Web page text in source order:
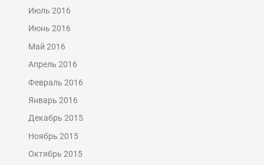
Июль 2016
Июнь 2016
Май 2016
Апрель 2016
Февраль 2016
Январь 2016
Декабрь 2015
Ноябрь 2015
Октябрь 2015